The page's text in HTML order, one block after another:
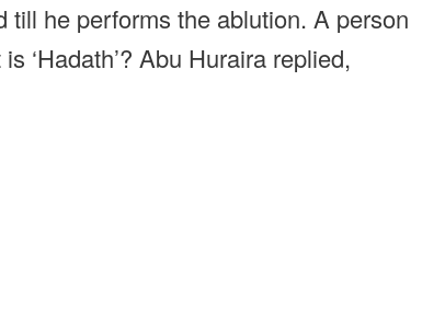
he performs the ablution. A person
‘Hadath’? Abu Huraira replied,